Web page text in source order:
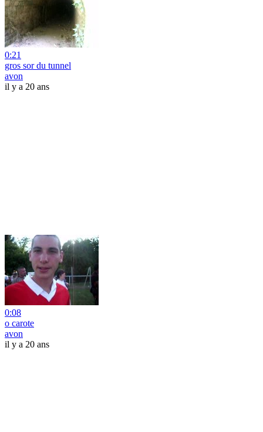
0:21
gros sor du tunnel
avon
il y a 20 ans
0:08
o carote
avon
il y a 20 ans